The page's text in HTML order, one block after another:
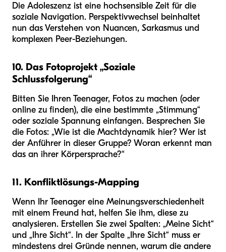
Die Adoleszenz ist eine hochsensible Zeit für die
soziale Navigation. Perspektivwechsel beinhaltet
nun das Verstehen von Nuancen, Sarkasmus und
komplexen Peer-Beziehungen.
10. Das Fotoprojekt „Soziale
Schlussfolgerung“
Bitten Sie Ihren Teenager, Fotos zu machen (oder
online zu finden), die eine bestimmte „Stimmung“
oder soziale Spannung einfangen. Besprechen Sie
die Fotos: „Wie ist die Machtdynamik hier? Wer ist
der Anführer in dieser Gruppe? Woran erkennt man
das an ihrer Körpersprache?“
11. Konfliktlösungs-Mapping
Wenn Ihr Teenager eine Meinungsverschiedenheit
mit einem Freund hat, helfen Sie ihm, diese zu
analysieren. Erstellen Sie zwei Spalten: „Meine Sicht“
und „Ihre Sicht“. In der Spalte „Ihre Sicht“ muss er
mindestens drei Gründe nennen, warum die andere